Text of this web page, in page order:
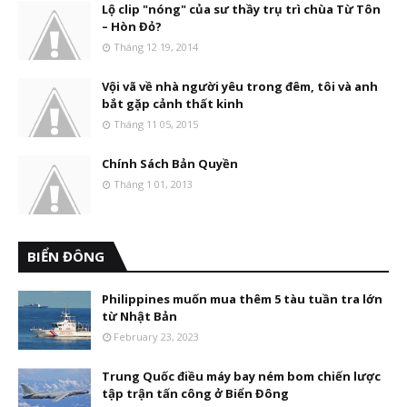
Lộ clip "nóng" của sư thầy trụ trì chùa Từ Tôn
– Hòn Đỏ?
Tháng 12 19, 2014
Vội vã về nhà người yêu trong đêm, tôi và anh
bắt gặp cảnh thất kinh
Tháng 11 05, 2015
Chính Sách Bản Quyền
Tháng 1 01, 2013
BIỂN ĐÔNG
Philippines muốn mua thêm 5 tàu tuần tra lớn
từ Nhật Bản
February 23, 2023
Trung Quốc điều máy bay ném bom chiến lược
tập trận tấn công ở Biển Đông